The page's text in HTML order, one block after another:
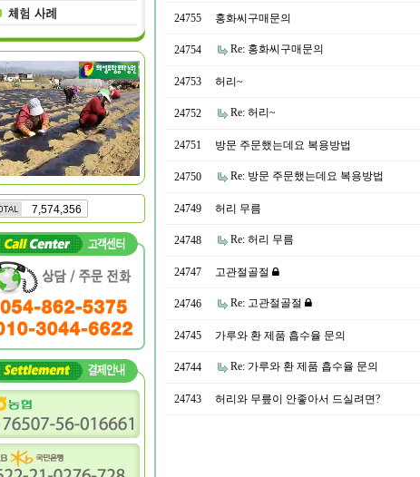
7,574,356
24755 홍화씨구매문의
24754 Re: 홍화씨구매문의
24753 허리~
24752 Re: 허리~
24751 방문 주문했는데요 복용방법
24750 Re: 방문 주문했는데요 복용방법
24749 허리 무름
24748 Re: 허리 무름
24747 고관절골절
24746 Re: 고관절골절
24745 가루와 환 제품 흡수율 문의
24744 Re: 가루와 환 제품 흡수율 문의
24743 허리와 무릎이 안좋아서 드실려면?